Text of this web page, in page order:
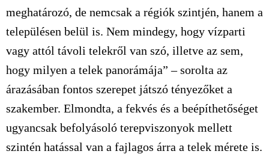
meghatározó, de nemcsak a régiók szintjén, hanem a
településen belül is. Nem mindegy, hogy vízparti
vagy attól távoli telekről van szó, illetve az sem,
hogy milyen a telek panorámája” – sorolta az
árazásában fontos szerepet játszó tényezőket a
szakember. Elmondta, a fekvés és a beépíthetőséget
ugyancsak befolyásoló terepviszonyok mellett
szintén hatással van a fajlagos árra a telek mérete is.